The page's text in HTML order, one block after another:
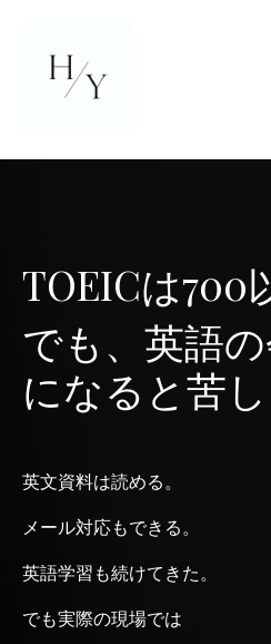
TOEICは700
でも、英語
になると苦し
英文資料は読める。
メール対応もできる。
英語学習も続けてきた。
でも実際の現場では